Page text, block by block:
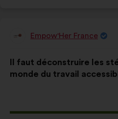
Forslag
Empow'Her France
indhold:
Il faut déconstruire les
monde du travail
følgende
fordeling: